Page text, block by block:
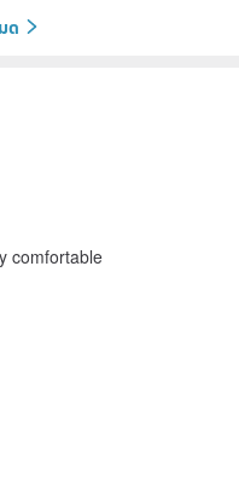
ด
comfortable